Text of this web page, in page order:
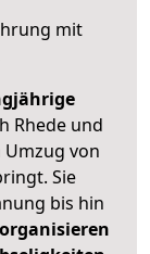
mit
Rhede und
von
Sie
bis hin